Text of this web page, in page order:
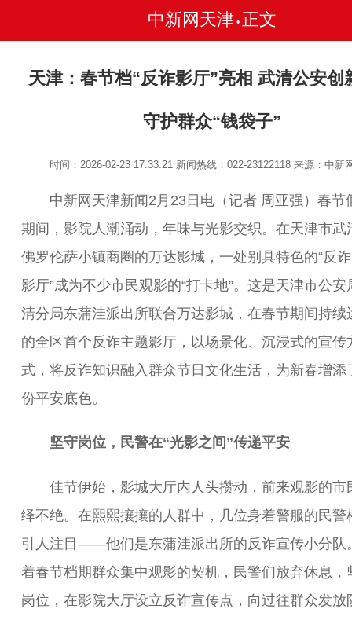
中新网天津 • 正文
天津：春节档“反诈影厅”亮相 武清公安创
守护群众“钱袋子”
时间：2026-02-23 17:33:21 新闻热线：022-23122118来源：中新
中新网天津新闻2月23日电（记者 周亚强）春节
期间，影院人潮涌动，年味与光影交织。在天津市武
佛罗伦萨小镇商圈的万达影城，一处别具特色的“反
影厅”成为不少市民观影的“打卡地”。这是天津市公安
清分局东蒲洼派出所联合万达影城，在春节期间持续
的全区首个反诈主题影厅，以场景化、沉浸式的宣传
式，将反诈知识融入群众节日文化生活，为新春增添
份平安底色。
坚守岗位，民警在“光影之间”传递平安
佳节伊始，影城大厅内人头攒动，前来观影的市
绎不绝。在熙熙攘攘的人群中，几位身着警服的民警
引人注目——他们是东蒲洼派出所的反诈宣传小分队
着春节档期群众集中观影的契机，民警们放弃休息，
岗位，在影院大厅设立反诈宣传点，向过往群众发放